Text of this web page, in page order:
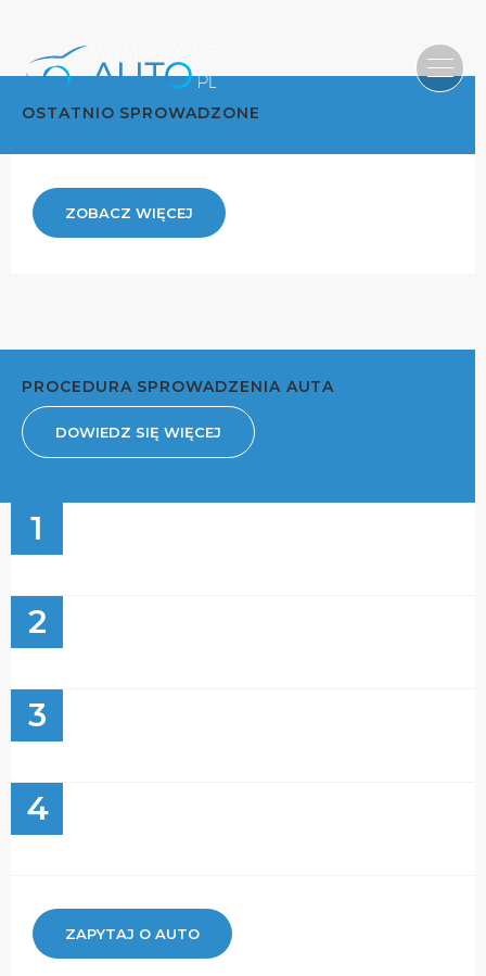
OSTATNIO SPROWADZONE
ZOBACZ WIĘCEJ
PROCEDURA SPROWADZENIA AUTA
DOWIEDZ SIĘ WIĘCEJ
1
2
3
4
ZAPYTAJ O AUTO